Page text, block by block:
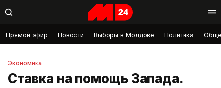
Прямой эфир Новости Выборы в Молдове Политика
Экономика
Ставка на помощь Запада.